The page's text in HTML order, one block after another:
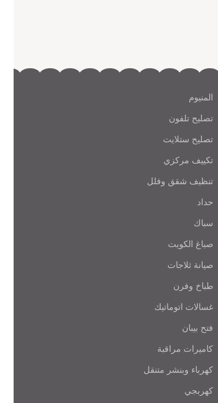
المنيوم
تصليح تلفون
تصليح ستلايت
تكييف مركزي
تنظيف شقق وفلل
حداد
سباك
صباغ الكويت
صيانة ثلاجات
طباخ وفرن
غسالات اتوماتيك
فتح بيبان
كاميرات مراقبة
كهرباء وبنشر متنقل
كهربجي